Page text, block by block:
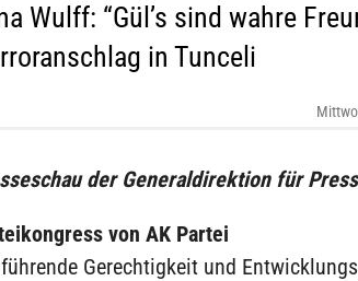
Wulff: “Gül’s sind wahre
in Tunceli
der Generaldirektion für
von AK Partei
Gerechtigkeit und